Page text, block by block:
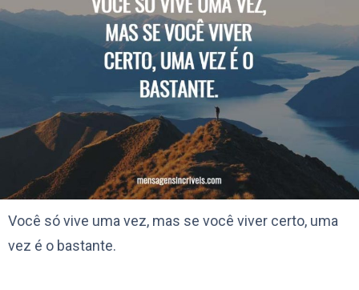
Você só vive uma vez, mas se você viver certo, uma
vez é o bastante.